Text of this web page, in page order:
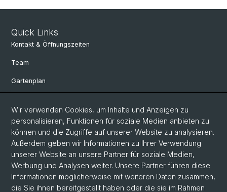
Quick Links
Kontakt & Öffnungszeiten
Team
Gartenplan
Herbarien Basel
Links
Spenden
Social Media
Wir verwenden Cookies, um Inhalte und Anzeigen zu
personalisieren, Funktionen für soziale Medien anbieten zu
können und die Zugriffe auf unserer Website zu analysieren.
Außerdem geben wir Informationen zu Ihrer Verwendung
unserer Website an unsere Partner für soziale Medien,
Werbung und Analysen weiter. Unsere Partner führen diese
Informationen möglicherweise mit weiteren Daten zusammen,
die Sie ihnen bereitgestellt haben oder die sie im Rahmen